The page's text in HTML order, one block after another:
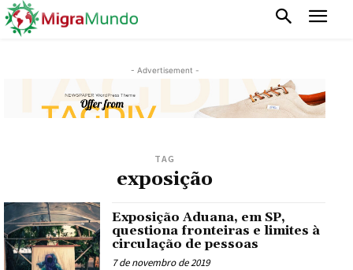
- Advertisement -
TAG
exposição
Exposição Aduana, em SP,
questiona fronteiras e limites à
circulação de pessoas
7 de novembro de 2019